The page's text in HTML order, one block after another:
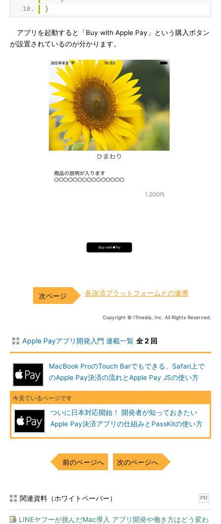
}
アプリを起動すると「Buy with Apple Pay」という購入ボタン
が設置されているのが分かります。
各決済プラットフォームとの連携
Copyright © ITmedia, Inc. All Rights Reserved.
Apple Payアプリ開発入門 連載一覧 全 2 回
MacBook ProのTouch Barでもできる、Safari上で
のApple Pay決済の流れとApple Pay JSの使い方
ついに日本対応開始！ 開発者が知っておきたい
Apple Pay決済アプリの仕組みとPassKitの使い方
前のページへ 次のページへ
関連資料（ホワイトペーパー） PR
LINEヤフーが挑んだMac導入 アプリ開発や働き方はどう変わ